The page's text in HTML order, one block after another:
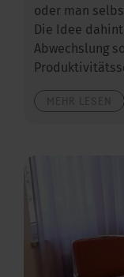
oder man
Die Idee
Abwechslung